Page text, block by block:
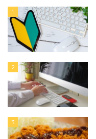
1
2
3